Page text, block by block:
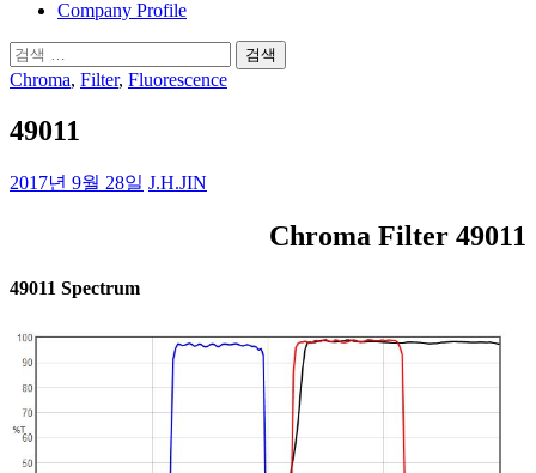
Company Profile
검
색:
Chroma, Filter, Fluorescence
49011
2017년 9월 28일 J.H.JIN
Chroma Filter 49011
49011 Spectrum